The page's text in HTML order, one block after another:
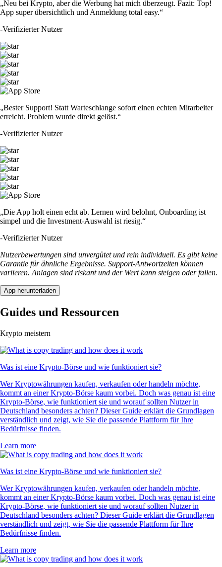
„Neu bei Krypto, aber die Werbung hat mich überzeugt. Fazit: Top!
App super übersichtlich und Anmeldung total easy.“
-Verifizierter Nutzer
„Bester Support! Statt Warteschlange sofort einen echten Mitarbeiter
erreicht. Problem wurde direkt gelöst.“
-Verifizierter Nutzer
„Die App holt einen echt ab. Lernen wird belohnt, Onboarding ist
simpel und die Investment-Auswahl ist riesig.“
-Verifizierter Nutzer
Nutzerbewertungen sind unvergütet und rein individuell. Es gibt keine
Garantie für ähnliche Ergebnisse. Support-Antwortzeiten können
variieren. Anlagen sind riskant und der Wert kann steigen oder fallen.
App herunterladen
Guides und Ressourcen
Krypto meistern
Was ist eine Krypto-Börse und wie funktioniert sie?
Wer Kryptowährungen kaufen, verkaufen oder handeln möchte,
kommt an einer Krypto-Börse kaum vorbei. Doch was genau ist eine
Krypto-Börse, wie funktioniert sie und worauf sollten Nutzer in
Deutschland besonders achten? Dieser Guide erklärt die Grundlagen
verständlich und zeigt, wie Sie die passende Plattform für Ihre
Bedürfnisse finden.
Learn more
Was ist eine Krypto-Börse und wie funktioniert sie?
Wer Kryptowährungen kaufen, verkaufen oder handeln möchte,
kommt an einer Krypto-Börse kaum vorbei. Doch was genau ist eine
Krypto-Börse, wie funktioniert sie und worauf sollten Nutzer in
Deutschland besonders achten? Dieser Guide erklärt die Grundlagen
verständlich und zeigt, wie Sie die passende Plattform für Ihre
Bedürfnisse finden.
Learn more